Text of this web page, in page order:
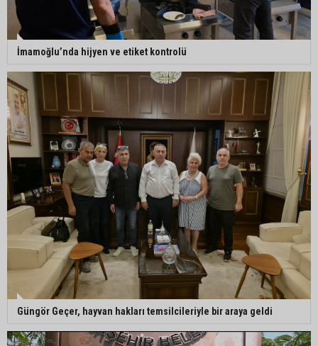
Ayhan Barut: "Sıcaklar yaşam hakkını tehdit
ASKİ'den Bakımyurdu Caddesi'nde içme suyu
altyapısına güçlü yatırım
Müzeyyen Şevkin: "Yolcu garantisi verilen
havalimanında 100 emekçi neden işten
çıkarılıyor?"
İmamoğlu’nda hijyen ve etiket kontrolü
Güngör Geçer, hayvan hakları temsilcileriyle bir araya geldi